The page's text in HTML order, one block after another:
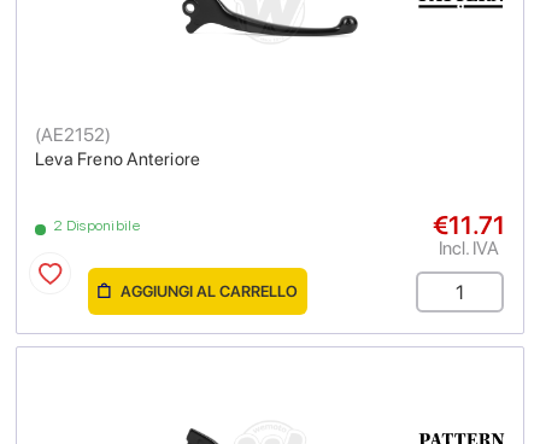
Leva Freno Anteriore
(AE2152)
2 Disponibile €11.71
Incl. IVA
AGGIUNGI AL CARRELLO